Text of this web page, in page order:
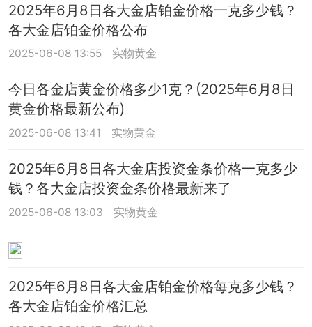
2025年6月8日各大金店铂金价格一克多少钱？
各大金店铂金价格公布
2025-06-08 13:55 实物黄金
今日各金店黄金价格多少1克？(2025年6月8日
黄金价格最新公布)
2025-06-08 13:41 实物黄金
2025年6月8日各大金店投资金条价格一克多少
钱？各大金店投资金条价格最新来了
2025-06-08 13:03 实物黄金
2025年6月8日各大金店铂金价格每克多少钱？
各大金店铂金价格汇总